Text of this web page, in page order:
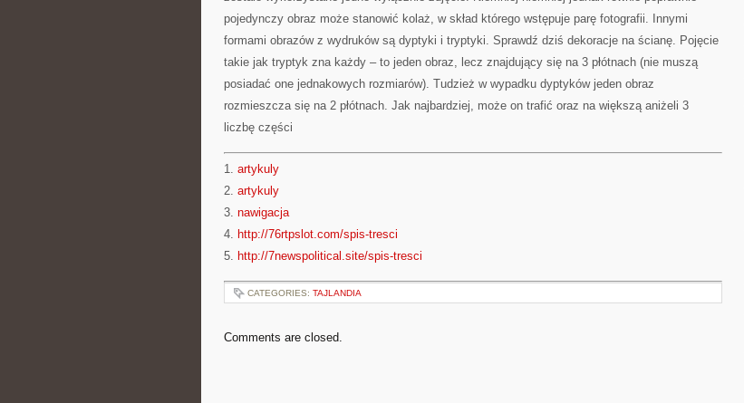
pojedynczy obraz może stanowić kolaż, w skład którego wstępuje parę fotografii. Innymi
formami obrazów z wydruków są dyptyki i tryptyki. Sprawdź dziś dekoracje na ścianę. Pojęcie
takie jak tryptyk zna każdy – to jeden obraz, lecz znajdujący się na 3 płótnach (nie muszą
posiadać one jednakowych rozmiarów). Tudzież w wypadku dyptyków jeden obraz
rozmieszcza się na 2 płótnach. Jak najbardziej, może on trafić oraz na większą aniżeli 3
liczbę części
1. artykuly
2. artykuly
3. nawigacja
4. http://76rtpslot.com/spis-tresci
5. http://7newspolitical.site/spis-tresci
CATEGORIES: TAJLANDIA
Comments are closed.